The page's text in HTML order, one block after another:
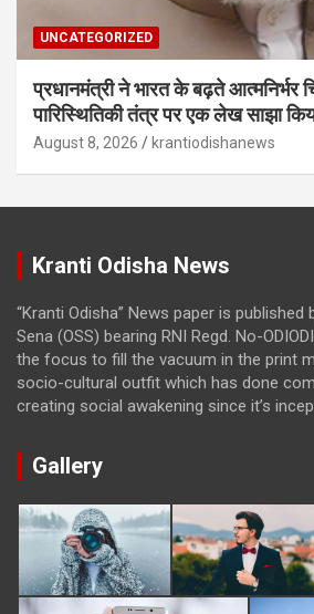
UNCATEGORIZED
प्रधानमंत्री ने भारत के बढ़ते आत्मनिर्भर
पारिस्थितिकी तंत्र पर एक लेख साझा
August 8, 2026 krantiodishanews
Kranti Odisha News
“Kranti Odisha” News paper is published
Sena (OSS) bearing RNI Regd. No-
the focus to fill the vacuum in the print
socio-cultural outfit which has done
creating social awakening since it’s
Gallery